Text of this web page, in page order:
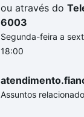
ou através do
6003
Segunda-feira a
18:00
Assuntos